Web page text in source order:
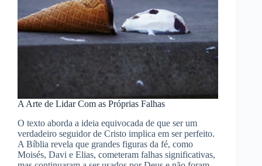
A Arte de Lidar Com as Próprias Falhas
O texto aborda a ideia equivocada de que ser um
verdadeiro seguidor de Cristo implica em ser perfeito.
A Bíblia revela que grandes figuras da fé, como
Moisés, Davi e Elias, cometeram falhas significativas,